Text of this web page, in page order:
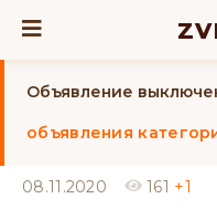
Объявление
объявления
08.11.2020 161 +1